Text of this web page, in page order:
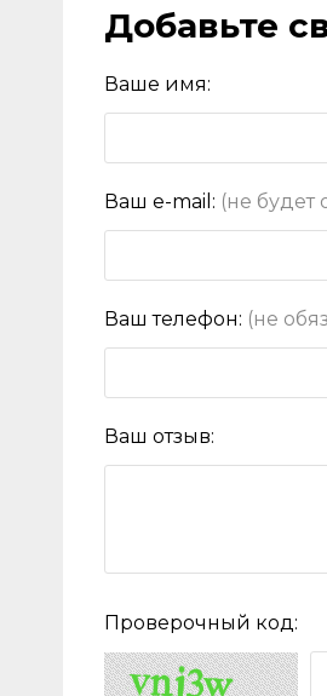
Добавьте
Ваше имя:
Ваш e-mail: (не будет
Ваш телефон: (не
Ваш отзыв:
Проверочный код: